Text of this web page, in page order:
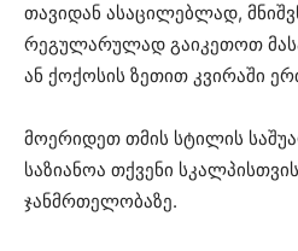
თავიდან ასაცილებლად,
რეგულარულად გაიკეთოთ
ან ქოქოსის ზეთით კვირაში
მოერიდეთ თმის სტილის
საზიანოა თქვენი
ჯანმრთელობაზე.